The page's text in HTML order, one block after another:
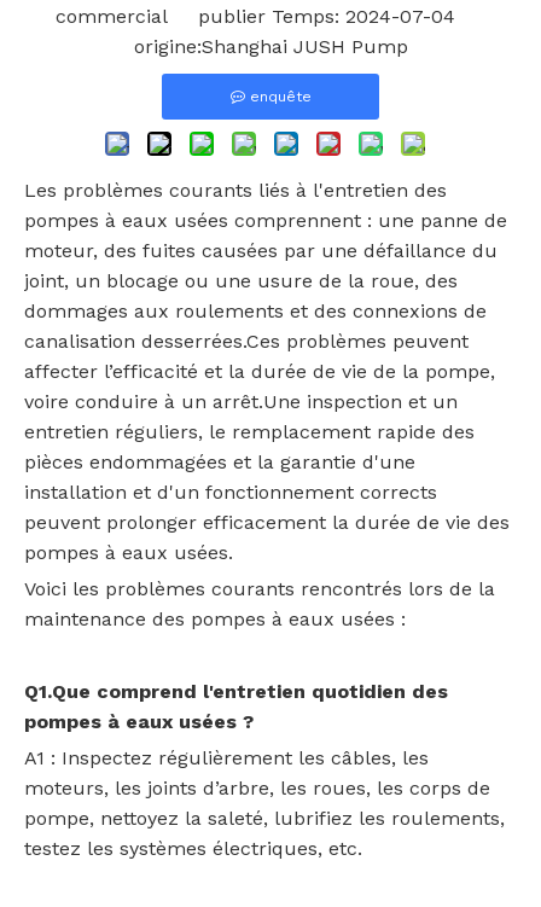
commercial publier Temps: 2024-07-04
origine:Shanghai JUSH Pump
enquête
Les problèmes courants liés à l'entretien des
pompes à eaux usées comprennent : une panne de
moteur, des fuites causées par une défaillance du
joint, un blocage ou une usure de la roue, des
dommages aux roulements et des connexions de
canalisation desserrées.Ces problèmes peuvent
affecter l’efficacité et la durée de vie de la pompe,
voire conduire à un arrêt.Une inspection et un
entretien réguliers, le remplacement rapide des
pièces endommagées et la garantie d'une
installation et d'un fonctionnement corrects
peuvent prolonger efficacement la durée de vie des
pompes à eaux usées.
Voici les problèmes courants rencontrés lors de la
maintenance des pompes à eaux usées :
Q1.Que comprend l'entretien quotidien des
pompes à eaux usées ?
A1 : Inspectez régulièrement les câbles, les
moteurs, les joints d’arbre, les roues, les corps de
pompe, nettoyez la saleté, lubrifiez les roulements,
testez les systèmes électriques, etc.